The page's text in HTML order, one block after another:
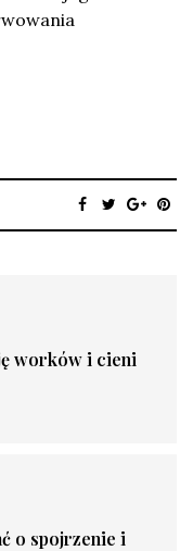
worków i cieni
o spojrzenie i